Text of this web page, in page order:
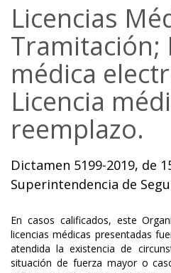
Licencias
Tramitación;
médica
Licencia
reemplazo.
Dictamen 5199-2019, de
Superintendencia de
En casos calificados, este
licencias médicas presentadas
atendida la existencia de
situación de fuerza mayor o